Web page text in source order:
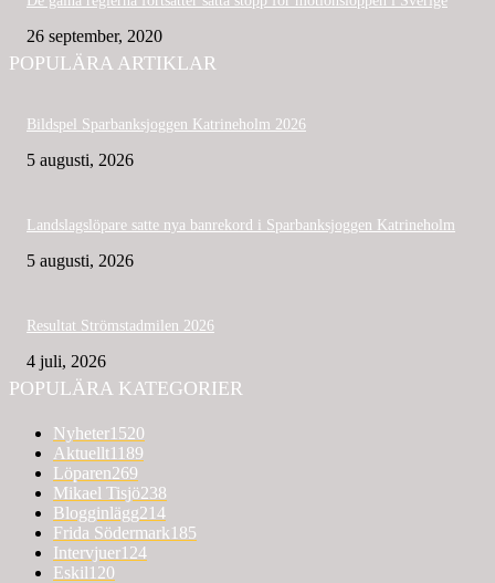
26 september, 2020
POPULÄRA ARTIKLAR
Bildspel Sparbanksjoggen Katrineholm 2026
5 augusti, 2026
Landslagslöpare satte nya banrekord i Sparbanksjoggen Katrineholm
5 augusti, 2026
Resultat Strömstadmilen 2026
4 juli, 2026
POPULÄRA KATEGORIER
Nyheter1520
Aktuellt1189
Löparen269
Mikael Tisjö238
Blogginlägg214
Frida Södermark185
Intervjuer124
Eskil120